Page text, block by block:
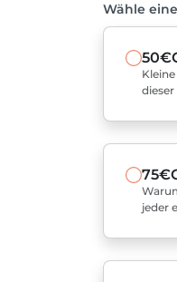
Wähle
50€
75€
jeder